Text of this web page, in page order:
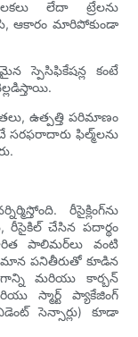
లేదా ట్రేలను
ఆకారం మారిపోకుండా
స్పెసిఫికేషన్ల కంటే
ఉత్పత్తి పరిమాణం
సరఫరాదారు ఫిల్మ్‌లను
రీసైక్లింగ్‌ను
చేసిన పదార్థం
పాలిమర్‌లు వంటి
పనితీరుతో కూడిన
మరియు కార్బన్
స్మార్ట్ ప్యాకేజింగ్
సెన్సార్లు) కూడా